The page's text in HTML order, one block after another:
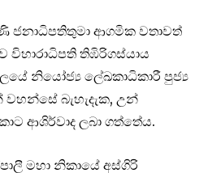
ජනාධිපතිතුමා ආගමික වතාවත්
තිඹිරිගස්යාය
නියෝජ්‍ය ලේඛකාධිකාරී පුජ්‍ය
බැහැදැක, උන්
ආශිර්වාද ලබා ගත්තේය.
මහා නිකායේ අස්ගිරි